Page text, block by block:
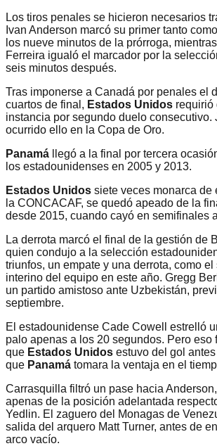
Los tiros penales se hicieron necesarios
Ivan Anderson marcó su primer tanto
los nueve minutos de la prórroga,
Ferreira igualó el marcador por la
seis minutos después.
Tras imponerse a Canadá por penales el
cuartos de final, Estados Unidos requirió
instancia por segundo duelo consecutivo.
ocurrido ello en la Copa de Oro.
Panamá llegó a la final por tercera
los estadounidenses en 2005 y 2013.
Estados Unidos siete veces monarca de
la CONCACAF, se quedó apeado de la
desde 2015, cuando cayó en semifinales
La derrota marcó el final de la gestión de
quien condujo a la selección
triunfos, un empate y una derrota, como
interino del equipo en este año. Gregg
un partido amistoso ante Uzbekistán,
septiembre.
El estadounidense Cade Cowell estrelló
palo apenas a los 20 segundos. Pero eso
que Estados Unidos estuvo del gol
que Panamá tomara la ventaja en el
Carrasquilla filtró un pase hacia
apenas de la posición adelantada
Yedlin. El zaguero del Monagas de
salida del arquero Matt Turner, antes de
arco vacío.